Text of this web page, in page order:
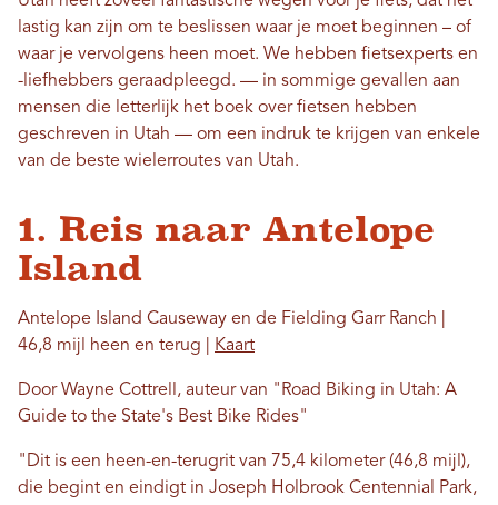
lastig kan zijn om te beslissen waar je moet beginnen – of
waar je vervolgens heen moet. We hebben fietsexperts en
-liefhebbers geraadpleegd. — in sommige gevallen aan
mensen die letterlijk het boek over fietsen hebben
geschreven in Utah — om een ​​indruk te krijgen van enkele
van de beste wielerroutes van Utah.
1. Reis naar Antelope
Island
Antelope Island Causeway en de Fielding Garr Ranch |
46,8 mijl heen en terug |
Kaart
Door Wayne Cottrell, auteur van "Road Biking in Utah: A
Guide to the State's Best Bike Rides"
"Dit is een heen-en-terugrit van 75,4 kilometer (46,8 mijl),
die begint en eindigt in Joseph Holbrook Centennial Park,